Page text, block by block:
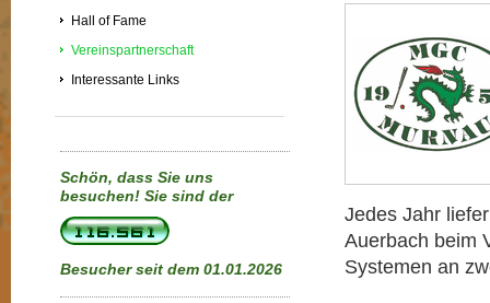
Hall of Fame
Vereinspartnerschaft
Interessante Links
Schön, dass Sie uns
besuchen! Sie sind der
Besucher seit dem 01.01.2026
Jedes Jahr
Auerbach beim
Systemen an